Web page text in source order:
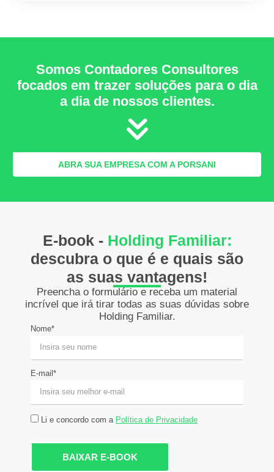
Somos Contadores Consultores
focados em trazer soluções para o dia
a dia de nossos clientes.
ABRA SUA EMPRESA COM A PORSANI
E-book - Holding Familiar:
descubra o que é e quais são
as suas vantagens!
Preencha o formulário e receba um material
incrível que irá tirar todas as suas dúvidas sobre
Holding Familiar.
Nome*
E-mail*
Li e concordo com a Política de Privacidade
BAIXAR E-BOOK